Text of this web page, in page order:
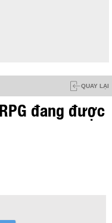
QUAY LẠI
đang được